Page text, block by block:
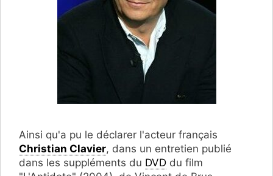
Ainsi qu'a pu le déclarer l'acteur français
Christian Clavier, dans un entretien publié
dans les suppléments du DVD du film